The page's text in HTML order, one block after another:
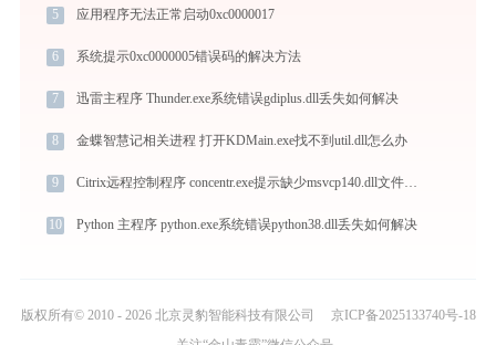
5 应用程序无法正常启动0xc0000017
6 系统提示0xc0000005错误码的解决方法
7 迅雷主程序 Thunder.exe系统错误gdiplus.dll丢失如何解决
8 金蝶智慧记相关进程 打开KDMain.exe找不到util.dll怎么办
9 Citrix远程控制程序 concentr.exe提示缺少msvcp140.dll文件的解决办法
10 Python 主程序 python.exe系统错误python38.dll丢失如何解决
版权所有© 2010 - 2026 北京灵豹智能科技有限公司
京ICP备2025133740号-18